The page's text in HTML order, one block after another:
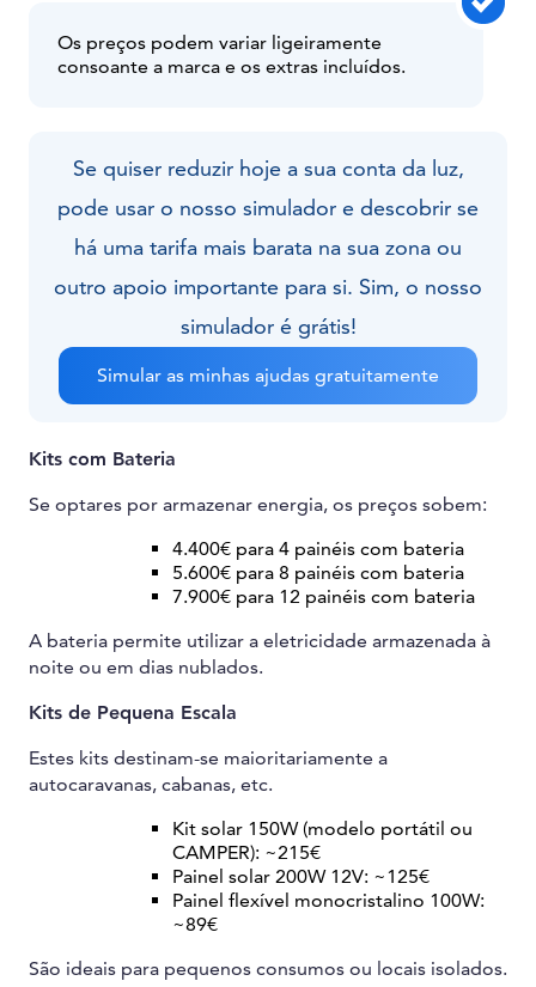
Os preços podem variar ligeiramente
consoante a marca e os extras incluídos.
Se quiser reduzir hoje a sua conta da luz,
pode usar o nosso simulador e descobrir se
há uma tarifa mais barata na sua zona ou
outro apoio importante para si. Sim, o nosso
simulador é grátis!
Simular as minhas ajudas gratuitamente
Kits com Bateria
Se optares por armazenar energia, os preços sobem:
4.400€ para 4 painéis com bateria
5.600€ para 8 painéis com bateria
7.900€ para 12 painéis com bateria
A bateria permite utilizar a eletricidade armazenada à
noite ou em dias nublados.
Kits de Pequena Escala
Estes kits destinam-se maioritariamente a
autocaravanas, cabanas, etc.
Kit solar 150W (modelo portátil ou
CAMPER): ~215€
Painel solar 200W 12V: ~125€
Painel flexível monocristalino 100W:
~89€
São ideais para pequenos consumos ou locais isolados.